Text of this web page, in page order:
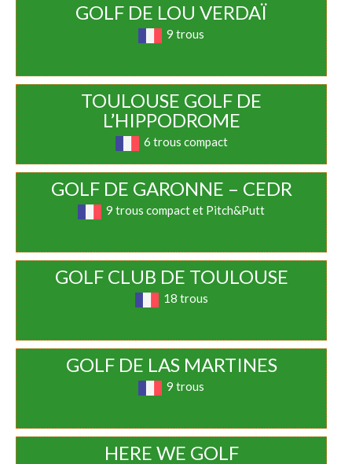
GOLF DE LOU VERDAÏ
9 trous
TOULOUSE GOLF DE
L’HIPPODROME
6 trous compact
GOLF DE GARONNE – CEDR
9 trous compact et Pitch&Putt
GOLF CLUB DE TOULOUSE
18 trous
GOLF DE LAS MARTINES
9 trous
HERE WE GOLF